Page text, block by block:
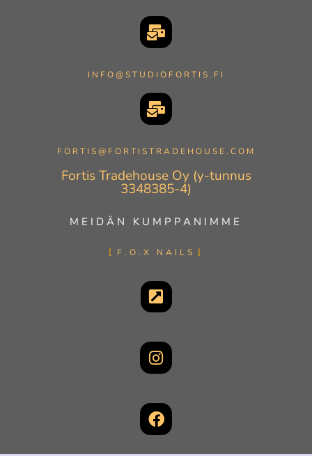
INFO@STUDIOFORTIS.FI
FORTIS@FORTISTRADEHOUSE.COM
Fortis Tradehouse Oy (y-tunnus
3348385-4)
MEIDÄN KUMPPANIMME
F.O.X NAILS